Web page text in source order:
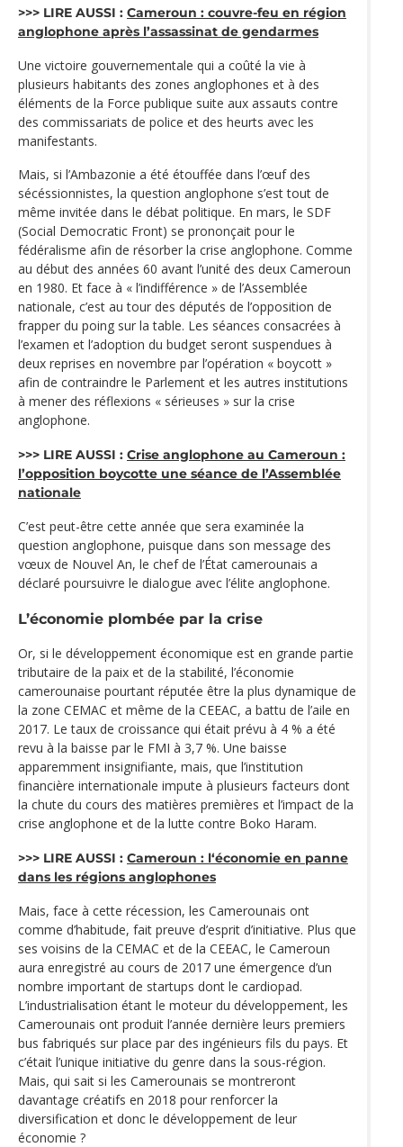
>>> LIRE AUSSI : Cameroun : couvre-feu en région
anglophone après l’assassinat de gendarmes
Une victoire gouvernementale qui a coûté la vie à
plusieurs habitants des zones anglophones et à des
éléments de la Force publique suite aux assauts contre
des commissariats de police et des heurts avec les
manifestants.
Mais, si l’Ambazonie a été étouffée dans l’œuf des
sécéssionnistes, la question anglophone s’est tout de
même invitée dans le débat politique. En mars, le SDF
(Social Democratic Front) se prononçait pour le
fédéralisme afin de résorber la crise anglophone. Comme
au début des années 60 avant l’unité des deux Cameroun
en 1980. Et face à « l’indifférence » de l’Assemblée
nationale, c’est au tour des députés de l’opposition de
frapper du poing sur la table. Les séances consacrées à
l’examen et l’adoption du budget seront suspendues à
deux reprises en novembre par l’opération « boycott »
afin de contraindre le Parlement et les autres institutions
à mener des réflexions « sérieuses » sur la crise
anglophone.
>>> LIRE AUSSI : Crise anglophone au Cameroun :
l’opposition boycotte une séance de l’Assemblée
nationale
C’est peut-être cette année que sera examinée la
question anglophone, puisque dans son message des
vœux de Nouvel An, le chef de l’État camerounais a
déclaré poursuivre le dialogue avec l’élite anglophone.
L’économie plombée par la crise
Or, si le développement économique est en grande partie
tributaire de la paix et de la stabilité, l’économie
camerounaise pourtant réputée être la plus dynamique de
la zone CEMAC et même de la CEEAC, a battu de l’aile en
2017. Le taux de croissance qui était prévu à 4 % a été
revu à la baisse par le FMI à 3,7 %. Une baisse
apparemment insignifiante, mais, que l’institution
financière internationale impute à plusieurs facteurs dont
la chute du cours des matières premières et l’impact de la
crise anglophone et de la lutte contre Boko Haram.
>>> LIRE AUSSI : Cameroun : l‘économie en panne
dans les régions anglophones
Mais, face à cette récession, les Camerounais ont
comme d’habitude, fait preuve d’esprit d’initiative. Plus que
ses voisins de la CEMAC et de la CEEAC, le Cameroun
aura enregistré au cours de 2017 une émergence d’un
nombre important de startups dont le cardiopad.
L’industrialisation étant le moteur du développement, les
Camerounais ont produit l’année dernière leurs premiers
bus fabriqués sur place par des ingénieurs fils du pays. Et
c’était l’unique initiative du genre dans la sous-région.
Mais, qui sait si les Camerounais se montreront
davantage créatifs en 2018 pour renforcer la
diversification et donc le développement de leur
économie ?